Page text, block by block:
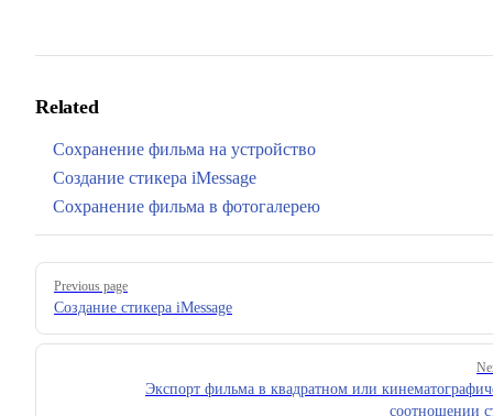
Related
Сохранение фильма на устройство
Создание стикера iMessage
Сохранение фильма в фотогалерею
Pager
Previous page
Создание стикера iMessage
Экспорт фильма в квадратном или
соотношении